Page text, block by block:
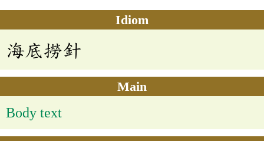
Idiom
海底撈針
Main
Body text